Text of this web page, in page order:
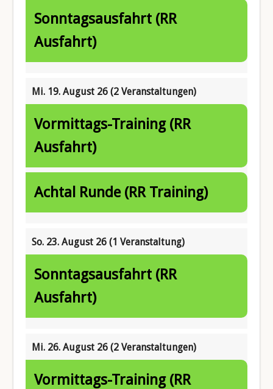
Sonntagsausfahrt (RR
Ausfahrt)
Mi. 19. August 26(2 Veranstaltungen)
Vormittags-Training (RR
Ausfahrt)
Achtal Runde (RR Training)
So. 23. August 26(1 Veranstaltung)
Sonntagsausfahrt (RR
Ausfahrt)
Mi. 26. August 26(2 Veranstaltungen)
Vormittags-Training (RR